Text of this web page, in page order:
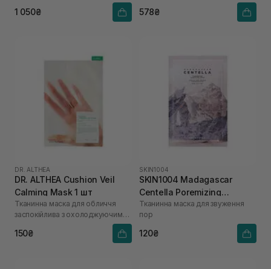
1 050₴ 578₴
DR. ALTHEA
DR. ALTHEA Cushion Veil
Calming Mask 1 шт
Тканинна маска для обличчя
заспокійлива з охолоджуючим
150₴
SKIN1004
SKIN1004 Madagascar
Centella Poremizing
Clarifying Mask 1 шт
Тканинна маска для звуження
пор
120₴